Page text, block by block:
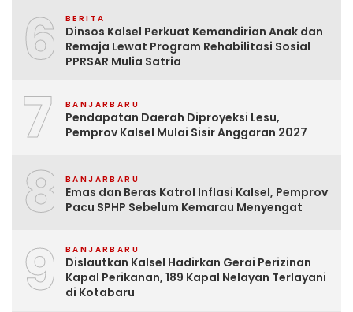
6 BERITA
Dinsos Kalsel Perkuat Kemandirian Anak dan
Remaja Lewat Program Rehabilitasi Sosial
PPRSAR Mulia Satria
7 BANJARBARU
Pendapatan Daerah Diproyeksi Lesu,
Pemprov Kalsel Mulai Sisir Anggaran 2027
8 BANJARBARU
Emas dan Beras Katrol Inflasi Kalsel, Pemprov
Pacu SPHP Sebelum Kemarau Menyengat
9 BANJARBARU
Dislautkan Kalsel Hadirkan Gerai Perizinan
Kapal Perikanan, 189 Kapal Nelayan Terlayani
di Kotabaru